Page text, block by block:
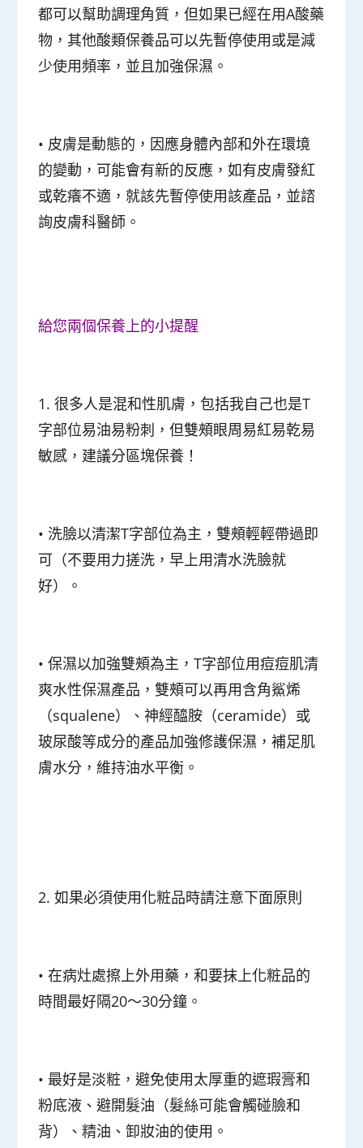
都可以幫助調理角質，但如果已經在用A酸藥
物，其他酸類保養品可以先暫停使用或是減
少使用頻率，並且加強保濕。
• 皮膚是動態的，因應身體內部和外在環境
的變動，可能會有新的反應，如有皮膚發紅
或乾癢不適，就該先暫停使用該產品，並諮
詢皮膚科醫師。
給您兩個保養上的小提醒
1. 很多人是混和性肌膚，包括我自己也是T
字部位易油易粉刺，但雙頰眼周易紅易乾易
敏感， 建議分區塊保養 ！
• 洗臉以清潔T字部位為主，雙頰輕輕帶過即
可（不要用力搓洗，早上用清水洗臉就
好）。
• 保濕以加強雙頰為主，T字部位用痘痘肌清
爽水性保濕產品，雙頰可以再用含角鯊烯
（squalene）、神經醯胺（ceramide）或
玻尿酸等成分的產品加強修護保濕，補足肌
膚水分，維持油水平衡。
2. 如果必須使用化粧品時請注意下面原則
• 在病灶處擦上外用藥，和要抹上化粧品的
時間最好隔20～30分鐘。
• 最好是淡粧，避免使用太厚重的遮瑕膏和
粉底液、避開髮油（髮絲可能會觸碰臉和
背）、精油、卸妝油的使用。